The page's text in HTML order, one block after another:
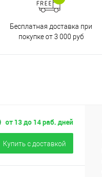
Бесплатная доставка при
покупке от 3 000 руб
от 13 до 14 раб. дней
Купить c доставкой